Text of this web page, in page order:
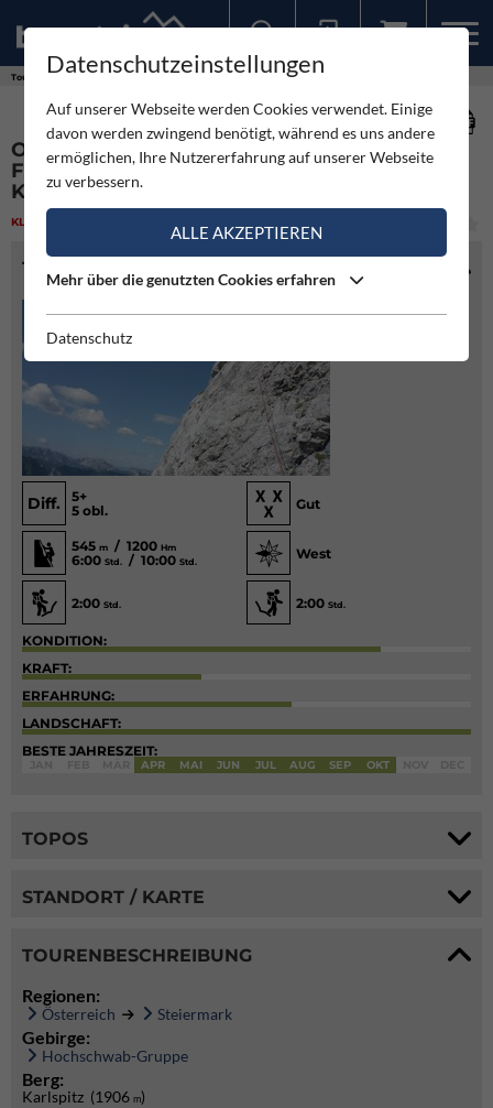
Touren Oblivion - Überschreitung Festlbeilstein - Mühlkarturm - Karlspitz
OBLIVION - ÜBERSCHREITUNG
FESTLBEILSTEIN - MÜHLKARTURM -
KARLSPITZ
KLETTERN
TOURENINFO
Diff.
5+
5 obl.
Gut
545 m / 1200 Hm
6:00 Std. / 10:00 Std.
West
2:00 Std. 2:00 Std.
KONDITION:
KRAFT:
ERFAHRUNG:
LANDSCHAFT:
BESTE JAHRESZEIT:
APR MAI JUN JUL AUG SEP OKT
TOPOS
STANDORT / KARTE
TOURENBESCHREIBUNG
Regionen:
Österreich Steiermark
Gebirge:
Hochschwab-Gruppe
Berg:
Karlspitz (1906 m)
Datenschutzeinstellungen
Auf unserer Webseite werden Cookies verwendet. Einige
davon werden zwingend benötigt, während es uns andere
ermöglichen, Ihre Nutzererfahrung auf unserer Webseite
zu verbessern.
ALLE AKZEPTIEREN
Mehr über die genutzten Cookies erfahren
Datenschutz